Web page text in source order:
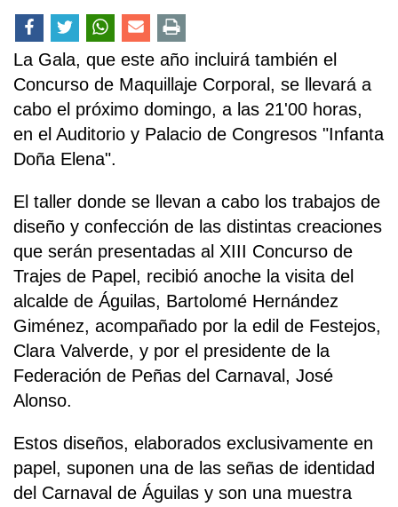
La Gala, que este año incluirá también el
Concurso de Maquillaje Corporal, se llevará a
cabo el próximo domingo, a las 21'00 horas,
en el Auditorio y Palacio de Congresos "Infanta
Doña Elena".
El taller donde se llevan a cabo los trabajos de
diseño y confección de las distintas creaciones
que serán presentadas al XIII Concurso de
Trajes de Papel, recibió anoche la visita del
alcalde de Águilas, Bartolomé Hernández
Giménez, acompañado por la edil de Festejos,
Clara Valverde, y por el presidente de la
Federación de Peñas del Carnaval, José
Alonso.
Estos diseños, elaborados exclusivamente en
papel, suponen una de las señas de identidad
del Carnaval de Águilas y son una muestra